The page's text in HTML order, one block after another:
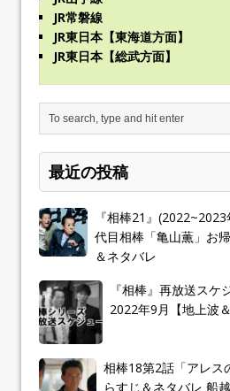
JR常磐線
JR東日本【東海道方面】
JR東日本【総武方面】
最近の投稿
『相棒21』
代目相棒「亀山薫」お
＆ネタバレ
『相棒』再放送スケ
2022年9月【地上波＆
相棒18第2話「アレス
らすじ＆ネタバレ 船